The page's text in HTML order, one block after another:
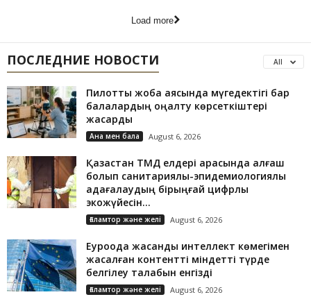
Load more
ПОСЛЕДНИЕ НОВОСТИ All
Пилоттық жоба аясында мүгедектігі бар
балалардың оңалту көрсеткіштері
жақсарды
Ана мен бала August 6, 2026
Қазақстан ТМД елдері арасында алғаш
болып санитариялық-эпидемиологиялық
қадағалаудың бірыңғай цифрлық
экожүйесін...
Ғаламтор және желі August 6, 2026
Еуроодақ жасанды интеллект көмегімен
жасалған контентті міндетті түрде
белгілеу талабын енгізді
Ғаламтор және желі August 6, 2026